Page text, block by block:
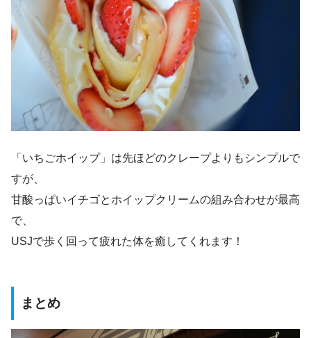
「いちごホイップ」は先ほどのクレープよりもシンプルで
すが、
甘酸っぱいイチゴとホイップクリームの組み合わせが最高
で、
USJで歩く回って疲れた体を癒してくれます！
まとめ